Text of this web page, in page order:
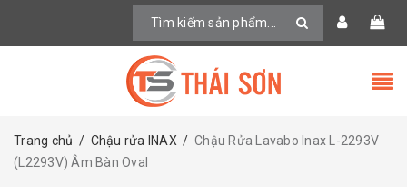
Trang chủ / Chậu rửa INAX / Chậu Rửa Lavabo Inax L-2293V
(L2293V) Âm Bàn Oval